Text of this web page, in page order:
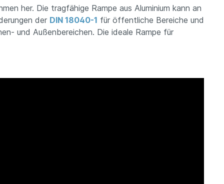
her. Die tragfähige Rampe aus Aluminium kann an
der DIN 18040-1 für öffentliche Bereiche und
und Außenbereichen. Die ideale Rampe für